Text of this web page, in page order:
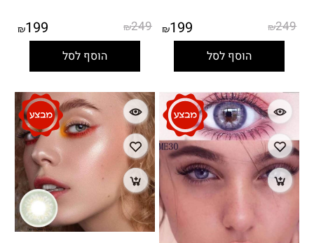
₪249
₪199
הוסף לסל
₪249
₪199
הוסף לסל